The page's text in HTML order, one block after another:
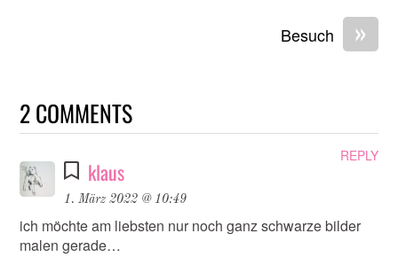
»
Besuch
2 COMMENTS
klaus
1. März 2022 @ 10:49
ich möchte am liebsten nur noch ganz schwarze bilder
malen gerade…
REPLY